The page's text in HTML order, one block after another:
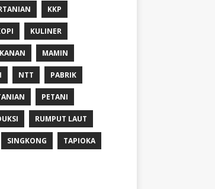
KKP
KULINER
MAMIN
NTT PABRIK
PETANI
RUMPUT LAUT
SINGKONG TAPIOKA